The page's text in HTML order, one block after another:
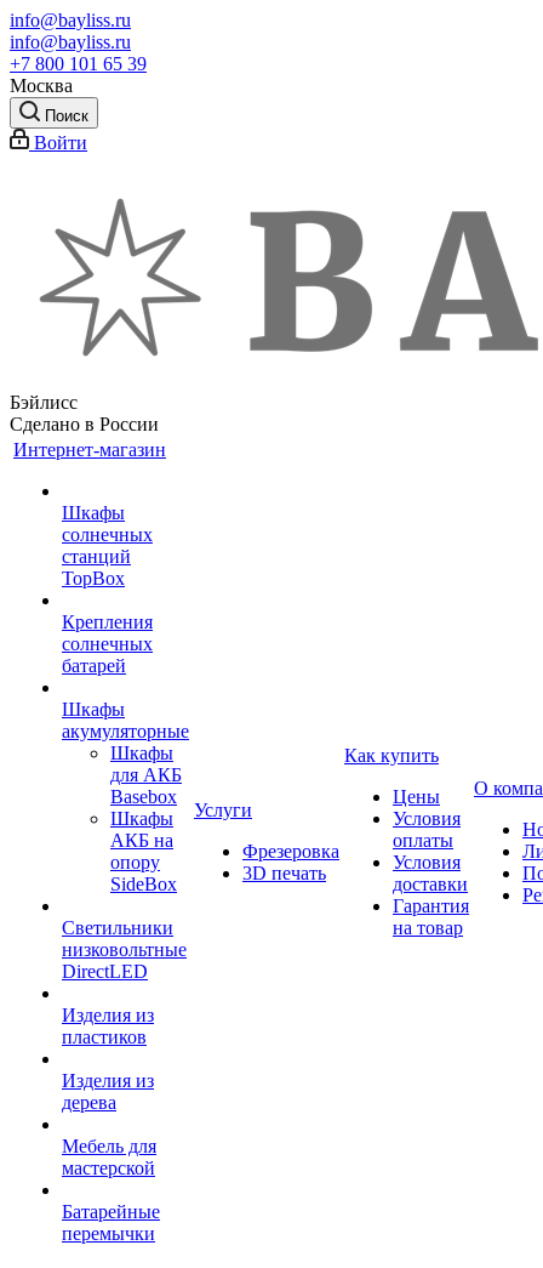
info@bayliss.ru
info@bayliss.ru
+7 800 101 65 39
Москва
Поиск
Войти
Бэйлисс
Сделано в России
Интернет-магазин
Шкафы
солнечных
станций
TopBox
Крепления
солнечных
батарей
Шкафы
акумуляторные
Шкафы
для АКБ
Basebox
Шкафы
АКБ на
опору
SideBox
Светильники
низковольтные
DirectLED
Изделия из
пластиков
Изделия из
дерева
Мебель для
мастерской
Батарейные
перемычки
Услуги
Фрезеровка
3D печать
Как купить
Цены
Условия
оплаты
Условия
доставки
Гарантия
на товар
О